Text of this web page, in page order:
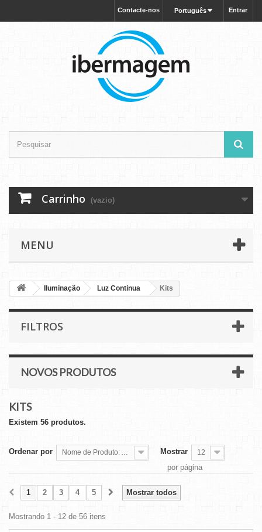
Entrar
Português
Contacte-nos
Carrinho (vazio)
MENU
Iluminação Luz Continua Kits
FILTROS
NOVOS PRODUTOS
KITS
Existem 56 produtos.
Ordenar por Nome de Produto: A a Z Mostrar 12
por página
Mostrar todos
1 2 3 4 5
Mostrando 1 - 12 de 56 itens